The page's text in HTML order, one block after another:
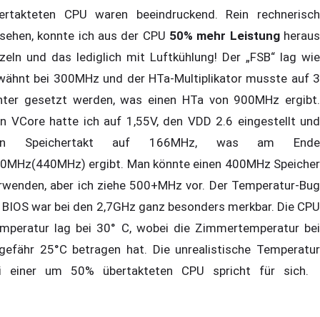
CPU waren beeindruckend. Rein rechnerisch
konnte ich aus der CPU 50% mehr Leistungheraus
und das lediglich mit Luftkühlung! Der „FSB“ lag wie
bei 300MHz und der HTa-Multiplikator musste auf 3
gesetzt werden, was einen HTa von 900MHz ergibt.
VCore hatte ich auf 1,55V, den VDD 2.6 eingestellt und
Speichertakt auf 166MHz, was am Ende
ergibt. Man könnte einen 400MHz Speicher
aber ich ziehe 500+MHz vor. Der Temperatur-Bug
war bei den 2,7GHz ganz besonders merkbar. Die CPU
lag bei 30° C, wobei die Zimmertemperatur bei
25°C betragen hat. Die unrealistische Temperatur
einer um 50% übertakteten CPU spricht für sich.